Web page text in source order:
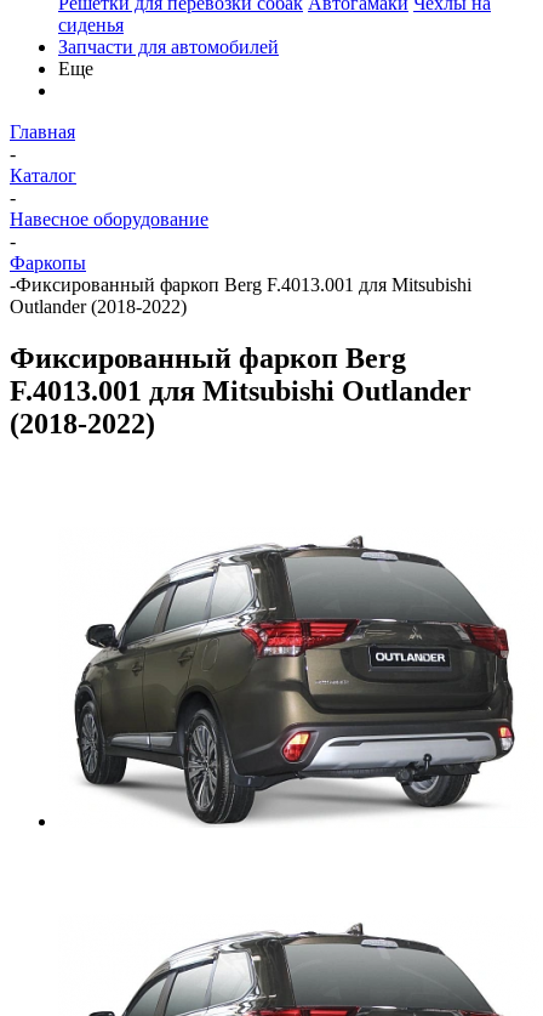
сиденья
Запчасти для автомобилей
Еще
Главная
-
Каталог
-
Навесное оборудование
-
Фаркопы
-Фиксированный фаркоп Berg F.4013.001 для Mitsubishi
Outlander (2018-2022)
Фиксированный фаркоп Berg
F.4013.001 для Mitsubishi Outlander
(2018-2022)